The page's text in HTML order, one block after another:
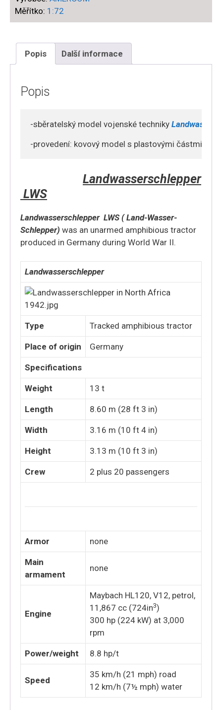
Měřítko: 1:72
Popis Další informace
Popis
-sběratelský model vojenské techniky
-provedení: kovový model s plastovými částmi
Landwasserschlepper
LWS
Landwasserschlepper LWS (Land-Wasser-
Schlepper) was an unarmed amphibious tractor
produced in Germany during World War II.
Landwasserschlepper
Type Tracked amphibious tractor
Place of origin Germany
Specifications
Weight 13 t
Length 8.60 m (28 ft 3 in)
Width 3.16 m (10 ft 4 in)
Height 3.13 m (10 ft 3 in)
Crew 2 plus 20 passengers
Armor none
Main
armament
none
Engine
Maybach HL120, V12, petrol,
11,867 cc (724in3)
300 hp (224 kW) at 3,000
rpm
Power/weight 8.8 hp/t
Speed
35 km/h (21 mph) road
12 km/h (7½ mph) water